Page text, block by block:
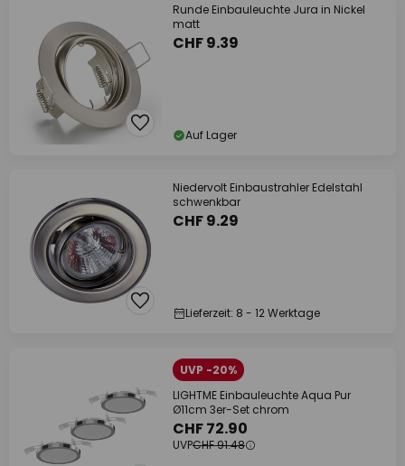
Runde Einbauleuchte Jura in Nickel
matt
CHF 9.39
Auf Lager
Niedervolt Einbaustrahler Edelstahl
schwenkbar
CHF 9.29
Lieferzeit: 8 - 12 Werktage
UVP -20%
LIGHTME Einbauleuchte Aqua Pur
Ø11cm 3er-Set chrom
CHF 72.90
UVPCHF 91.48